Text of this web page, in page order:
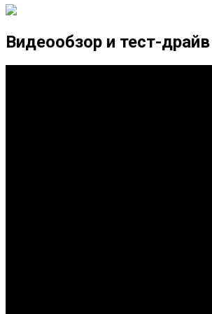
Видеообзор и тест-драйв